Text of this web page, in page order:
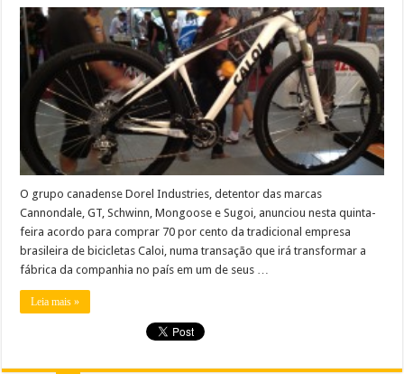
O grupo canadense Dorel Industries, detentor das marcas
Cannondale, GT, Schwinn, Mongoose e Sugoi, anunciou nesta quinta-
feira acordo para comprar 70 por cento da tradicional empresa
brasileira de bicicletas Caloi, numa transação que irá transformar a
fábrica da companhia no país em um de seus …
Leia mais »